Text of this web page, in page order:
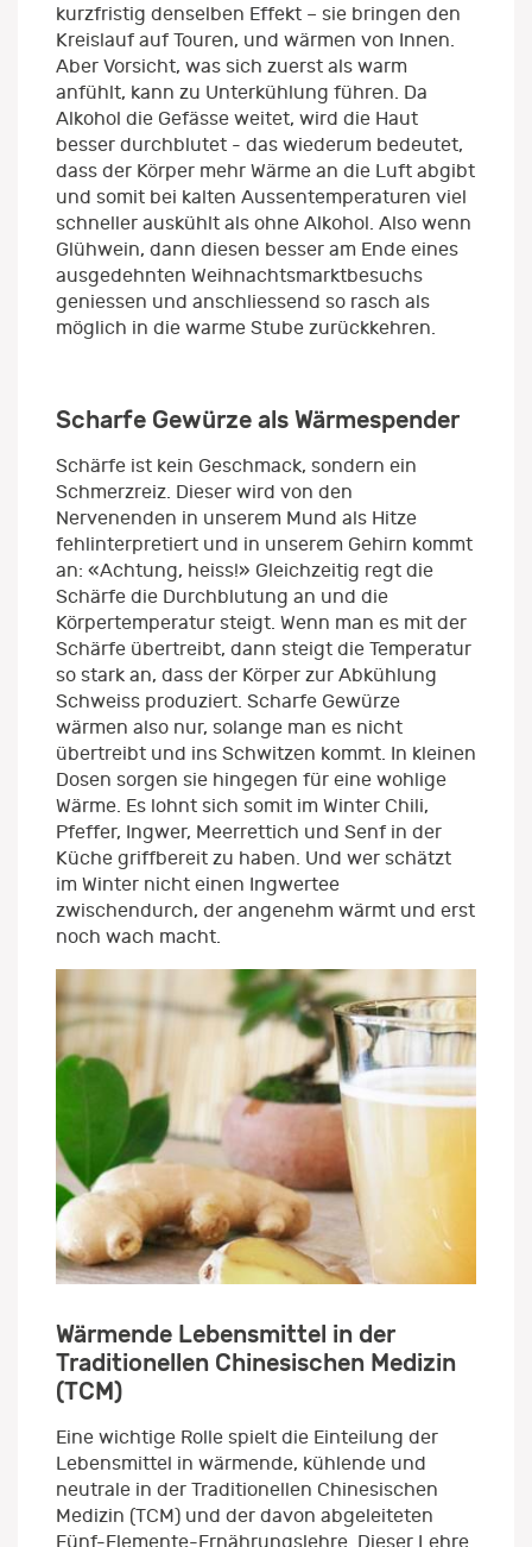
kurzfristig denselben Effekt – sie bringen den
Kreislauf auf Touren, und wärmen von Innen.
Aber Vorsicht, was sich zuerst als warm
anfühlt, kann zu Unterkühlung führen. Da
Alkohol die Gefässe weitet, wird die Haut
besser durchblutet - das wiederum bedeutet,
dass der Körper mehr Wärme an die Luft abgibt
und somit bei kalten Aussentemperaturen viel
schneller auskühlt als ohne Alkohol. Also wenn
Glühwein, dann diesen besser am Ende eines
ausgedehnten Weihnachtsmarktbesuchs
geniessen und anschliessend so rasch als
möglich in die warme Stube zurückkehren.
Scharfe Gewürze als Wärmespender
Schärfe ist kein Geschmack, sondern ein
Schmerzreiz. Dieser wird von den
Nervenenden in unserem Mund als Hitze
fehlinterpretiert und in unserem Gehirn kommt
an: «Achtung, heiss!» Gleichzeitig regt die
Schärfe die Durchblutung an und die
Körpertemperatur steigt. Wenn man es mit der
Schärfe übertreibt, dann steigt die Temperatur
so stark an, dass der Körper zur Abkühlung
Schweiss produziert. Scharfe Gewürze
wärmen also nur, solange man es nicht
übertreibt und ins Schwitzen kommt. In kleinen
Dosen sorgen sie hingegen für eine wohlige
Wärme. Es lohnt sich somit im Winter Chili,
Pfeffer, Ingwer, Meerrettich und Senf in der
Küche griffbereit zu haben. Und wer schätzt
im Winter nicht einen Ingwertee
zwischendurch, der angenehm wärmt und erst
noch wach macht.
Wärmende Lebensmittel in der
Traditionellen Chinesischen Medizin
(TCM)
Eine wichtige Rolle spielt die Einteilung der
Lebensmittel in wärmende, kühlende und
neutrale in der Traditionellen Chinesischen
Medizin (TCM) und der davon abgeleiteten
Fünf-Elemente-Ernährungslehre. Dieser Lehre